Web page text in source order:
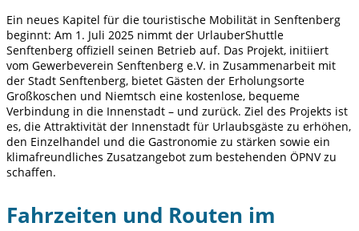
Ein neues Kapitel für die touristische Mobilität in Senftenberg
beginnt: Am 1. Juli 2025 nimmt der UrlauberShuttle
Senftenberg offiziell seinen Betrieb auf. Das Projekt, initiiert
vom Gewerbeverein Senftenberg e.V. in Zusammenarbeit mit
der Stadt Senftenberg, bietet Gästen der Erholungsorte
Großkoschen und Niemtsch eine kostenlose, bequeme
Verbindung in die Innenstadt – und zurück. Ziel des Projekts ist
es, die Attraktivität der Innenstadt für Urlaubsgäste zu erhöhen,
den Einzelhandel und die Gastronomie zu stärken sowie ein
klimafreundliches Zusatzangebot zum bestehenden ÖPNV zu
schaffen.
Fahrzeiten und Routen im